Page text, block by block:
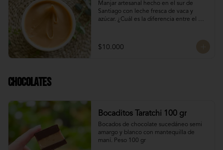
Manjar artesanal hecho en el sur de
Santiago con leche fresca de vaca y
azúcar. ¿Cuál es la diferencia entre el
El manjar tradicional, al tener mayor
tiempo de cocción tiene un sabor más
$10.000
Chocolates
Bocaditos Taratchi 100 gr
Bocados de chocolate sucedáneo semi
amargo y blanco con mantequilla de
maní. Peso 100 gr